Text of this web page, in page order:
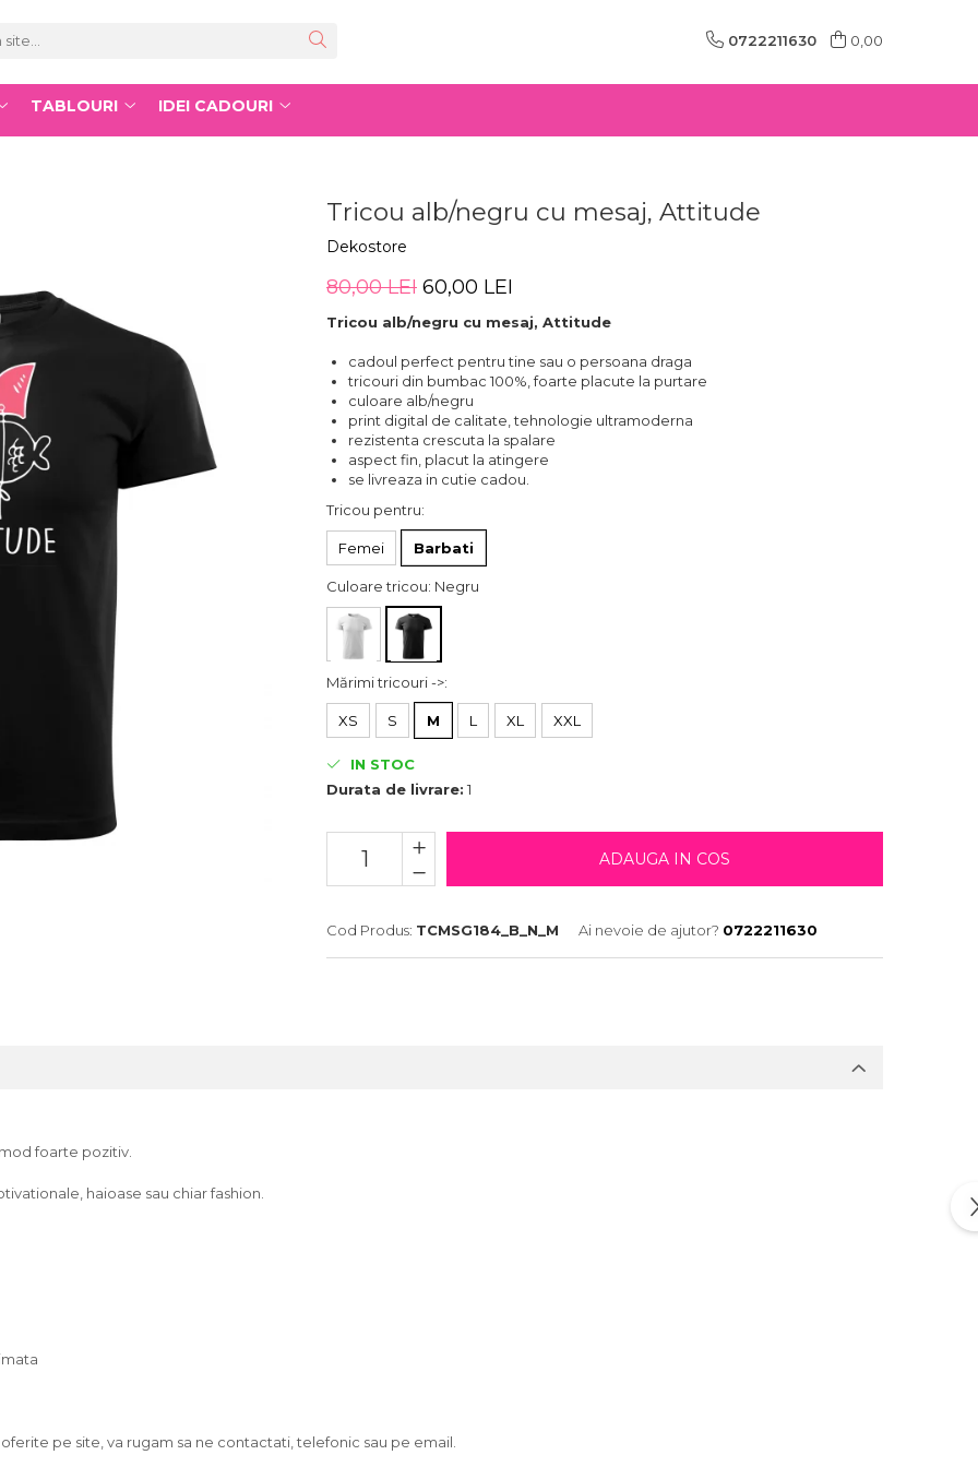
0722211630 0,00
TABLOURI IDEI CADOURI
Tricou alb/negru cu mesaj, Attitude
Dekostore
80,00 LEI 60,00 LEI
Tricou alb/negru cu mesaj, Attitude
cadoul perfect pentru tine sau o persoana draga
tricouri din bumbac 100%, foarte placute la purtare
culoare alb/negru
print digital de calitate, tehnologie ultramoderna
rezistenta crescuta la spalare
aspect fin, placut la atingere
se livreaza in cutie cadou.
Tricou pentru:
Femei Barbati
Culoare tricou: Negru
Mărimi tricouri ->:
XS S M L XL XXL
IN STOC
Durata de livrare: 1
ADAUGA IN COS
Cod Produs: TCMSG184_B_N_M Ai nevoie de ajutor? 0722211630
foarte pozitiv.
haioase sau chiar fashion.
pe site, va rugam sa ne contactati, telefonic sau pe email.